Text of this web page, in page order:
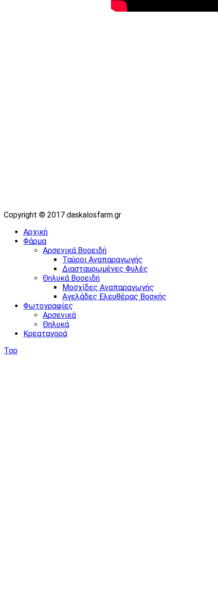
Copyright © 2017 daskalosfarm.gr
Αρχική
Φάρμα
Αρσενικά Βοοειδή
Ταύροι Αναπαραγωγής
Διασταυρωμένες Φυλές
Θηλυκά Βοοειδή
Μοσχίδες Αναπαραγωγής
Αγελάδες Ελευθέρας Βοσκής
Φωτογραφίες
Αρσενικά
Θηλυκά
Κρεαταγορά
Top